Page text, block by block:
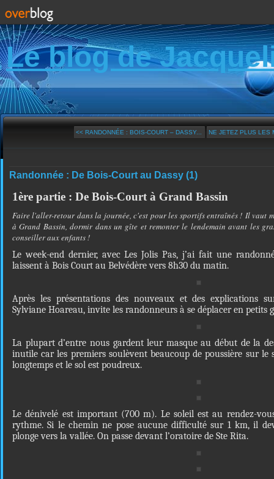
Le blog de
<< RANDONNÉE : BOIS-COURT – DASSY... NE JETEZ PLUS LES
Randonnée : De Bois-Court au Dassy (1)
1ère partie : De Bois-Court à Grand Bassin
Faire l'aller-retour dans la journée, c'est pour les sportifs entraînés ! Il vaut
à Grand Bassin, dormir dans un gîte et remonter le lendemain avant les
conseiller aux enfants !
Le week-end dernier, avec Les Jolis Pas, j’ai fait une
laissent à Bois Court au Belvédère vers 8h30 du matin.
Après les présentations des nouveaux et des explications
Sylviane Hoareau, invite les randonneurs à se déplacer en petits
La plupart d’entre nous gardent leur masque au début de la
inutile car les premiers soulèvent beaucoup de poussière sur le
longtemps et le sol est poudreux.
Le dénivelé est important (700 m). Le soleil est au rendez-
rythme. Si le chemin ne pose aucune difficulté sur 1 km, il
plonge vers la vallée. On passe devant l’oratoire de Ste Rita.